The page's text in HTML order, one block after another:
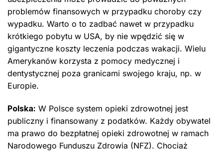
problemów finansowych w przypadku choroby czy
wypadku. Warto o to zadbać nawet w przypadku
krótkiego pobytu w USA, by nie wpędzić się w
gigantyczne koszty leczenia podczas wakacji. Wielu
Amerykanów korzysta z pomocy medycznej i
dentystycznej poza granicami swojego kraju, np. w
Europie.
Polska: W Polsce system opieki zdrowotnej jest
publiczny i finansowany z podatków. Każdy obywatel
ma prawo do bezpłatnej opieki zdrowotnej w ramach
Narodowego Funduszu Zdrowia (NFZ). Chociaż